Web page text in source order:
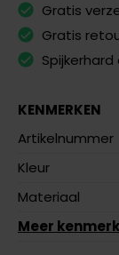
Gratis
Gratis
KENMERKEN
Artikelnummer
Kleur
Materiaal
Meer